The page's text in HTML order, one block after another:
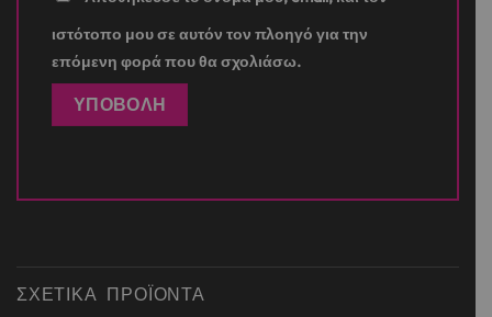
ιστότοπο μου σε αυτόν τον πλοηγό για την
επόμενη φορά που θα σχολιάσω.
ΣΧΕΤΙΚΆ ΠΡΟΪΌΝΤΑ